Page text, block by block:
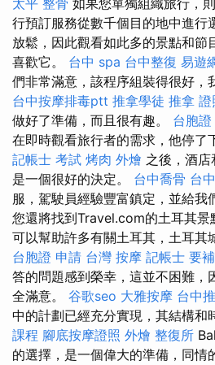
太平 整骨 如果您單獨組織旅行，
行預訂服務從數千個目的地中進行
放鬆，因此觀看如此多的景點和節
喜歡它。 台中 spa 台中整復 易遊
們非常滿意，該程序組裝得很好，
台中按摩排毒ptt 推拿學徒 推拿 證
做好了準備，而且很有趣。 台胞
在即時觀看旅行者的需求，他停了
記帳士 考試 烤肉 外燴 之後，酒
是一個很好的決定。 台中喬骨 台
服，駕駛員經驗豐富鎮定，並給我
您還將找到Travel.com的土耳其景
可以幫助許多有關土耳其，土耳其
台胞證 申請 台灣 按摩 記帳士 要
答的問題感到榮幸，這並不困難，
全滿意。 谷歌seo 大雅按摩 台中
中的計劃已經充分實現，其結構和
課程 腳底按摩證照 外燴 整復所
的選擇，是一個偉大的準備，同情